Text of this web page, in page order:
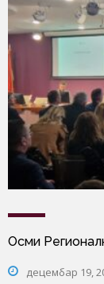
Осми
децембар 19,